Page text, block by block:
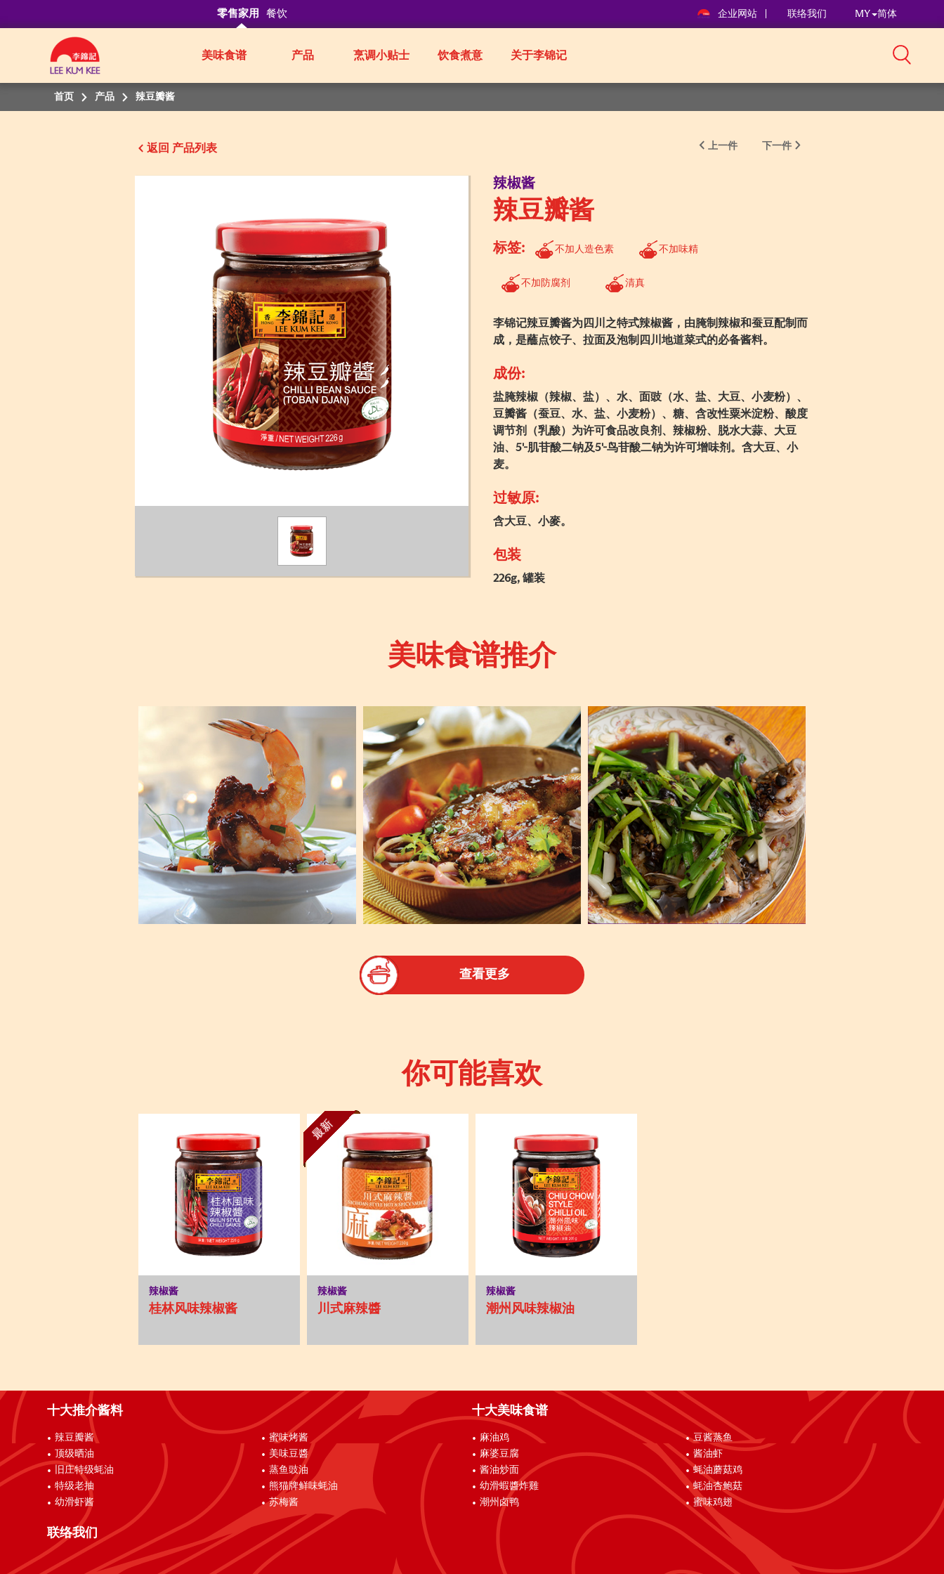
零售家用 餐饮 企业网站 联络我们 MY 简体
美味食谱 产品 烹调小贴士 饮食煮意 关于李锦记
首页 产品 辣豆瓣酱
返回 上一件 下一件
辣椒酱
辣豆瓣酱
标签: 不加人造色素 不加味精
不加防腐剂 清真
李锦记辣豆瓣酱为四川之特式辣椒酱，由腌制辣椒和蚕豆配制而
成，是蘸点饺子、拉面及泡制四川地道菜式的必备酱料。
成份:
盐腌辣椒（辣椒、盐）、水、面豉（水、盐、大豆、小麦粉）、
豆瓣酱（蚕豆、水、盐、小麦粉）、糖、含改性粟米淀粉、酸度
调节剂（乳酸）为许可食品改良剂、辣椒粉、脱水大蒜、大豆
油、5'-肌苷酸二钠及5'-鸟苷酸二钠为许可增味剂。含大豆、小
麦。
过敏原:
含大豆、小麥。
包装
226g, 罐装
美味食谱推介
查看更多
你可能喜欢
辣椒酱
桂林风味辣椒酱
最新
辣椒酱
川式麻辣醬
辣椒酱
潮州风味辣椒油
十大推介酱料
辣豆瓣酱
顶级晒油
旧庄特级蚝油
特级老抽
幼滑虾酱
蜜味烤酱
美味豆醬
蒸鱼豉油
熊猫牌鲜味蚝油
苏梅酱
十大美味食谱
麻油鸡
麻婆豆腐
酱油炒面
幼滑蝦醬炸雞
潮州卤鸭
豆酱蒸鱼
酱油虾
蚝油蘑菇鸡
蚝油杏鲍菇
蜜味鸡翅
联络我们